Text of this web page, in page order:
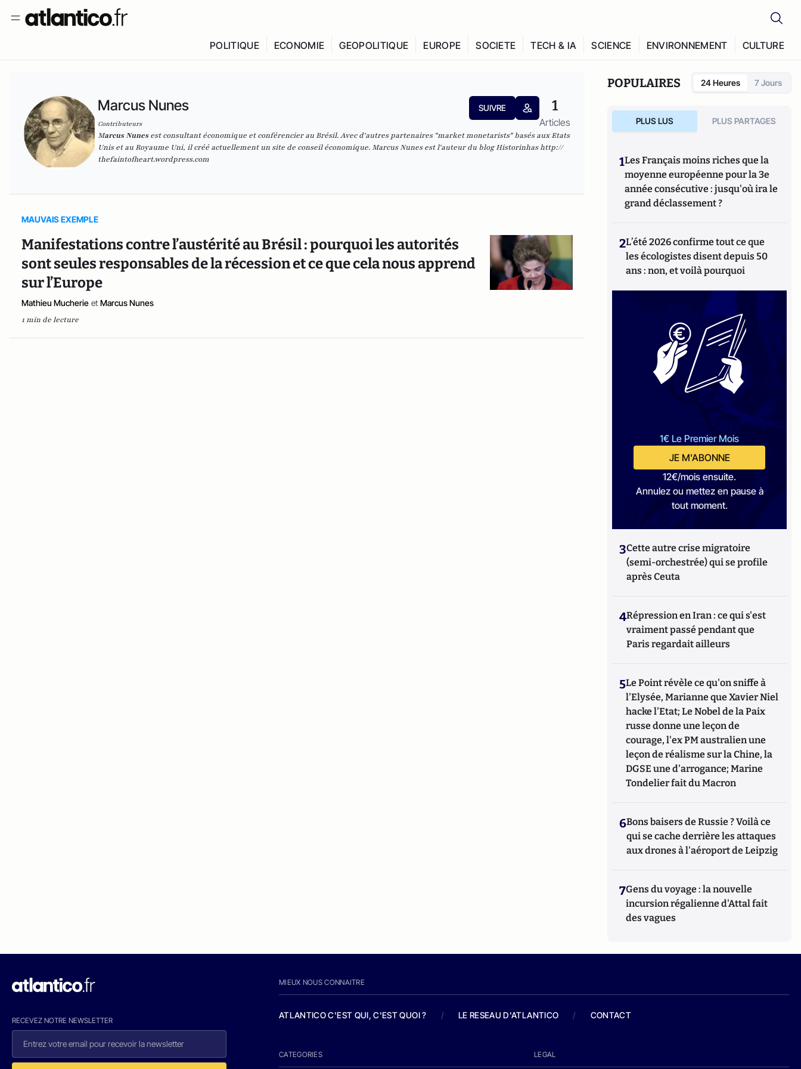
POLITIQUE ECONOMIE GEOPOLITIQUE EUROPE SOCIETE TECH & IA SCIENCE ENVIRONNEMENT CULTURE
Marcus Nunes
Contributeurs
SUIVRE 1
Articles
Marcus Nunesest consultant économique et conférencier au Brésil. Avec d'autres partenaires "market monetarists" basés aux Etats
Unis et au Royaume Uni, il créé actuellement un site de conseil économique. Marcus Nunes est l'auteur du blog Historinhashttp://
thefaintofheart.wordpress.com
MAUVAIS EXEMPLE
Manifestations contre l’austérité au Brésil : pourquoi les autorités
sont seules responsables de la récession et ce que cela nous apprend
sur l’Europe
Mathieu Mucherie et Marcus Nunes
1 min de lecture
POPULAIRES 24 Heures 7 Jours
PLUS LUS PLUS PARTAGES
1Les Français moins riches que la
moyenne européenne pour la 3e
année consécutive : jusqu'où ira le
grand déclassement ?
2L’été 2026 confirme tout ce que
les écologistes disent depuis 50
ans : non, et voilà pourquoi
1€ Le Premier Mois
JE M'ABONNE
12€/mois ensuite.
Annulez ou mettez en pause à
tout moment.
3Cette autre crise migratoire
(semi-orchestrée) qui se profile
après Ceuta
4Répression en Iran : ce qui s'est
vraiment passé pendant que
Paris regardait ailleurs
5Le Point révèle ce qu'on sniffe à
l'Elysée, Marianne que Xavier Niel
hacke l'Etat; Le Nobel de la Paix
russe donne une leçon de
courage, l'ex PM australien une
leçon de réalisme sur la Chine, la
DGSE une d'arrogance; Marine
Tondelier fait du Macron
6Bons baisers de Russie ? Voilà ce
qui se cache derrière les attaques
aux drones à l'aéroport de Leipzig
7Gens du voyage : la nouvelle
incursion régalienne d'Attal fait
des vagues
RECEVEZ NOTRE NEWSLETTER
MIEUX NOUS CONNAITRE
ATLANTICO C'EST QUI, C'EST QUOI ? / LE RESEAU D'ATLANTICO / CONTACT
CATEGORIES LEGAL